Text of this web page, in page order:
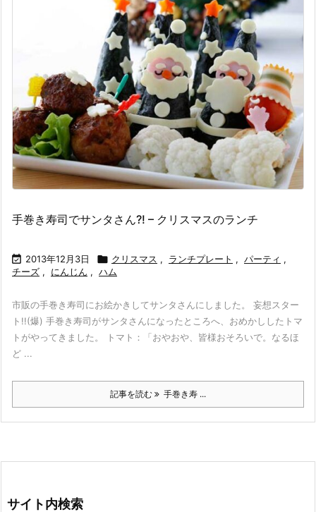
手巻き寿司でサンタさん?! – クリスマスのランチ
 2013年12月3日  クリスマス , ランチプレート , パーティ ,
チーズ , にんじん , ハム
市販の手巻き寿司にお絵かきしてサンタさんにしました。 妄想スター
ト!!(爆) 手巻き寿司がサンタさんになったところへ、おめかししたトマ
トがやってきました。 トマト：「おやおや、皆様おそろいで。なるほ
ど ...
記事を読む 手巻き寿 ...
サイト内検索